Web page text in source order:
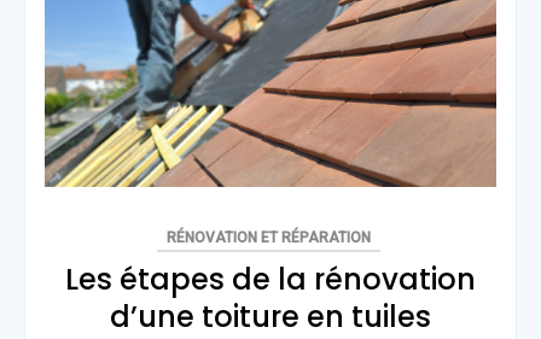
RÉNOVATION ET RÉPARATION
Les étapes de la rénovation
d’une toiture en tuiles